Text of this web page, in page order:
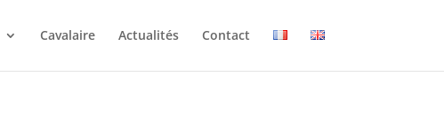
Cavalaire Actualités Contact